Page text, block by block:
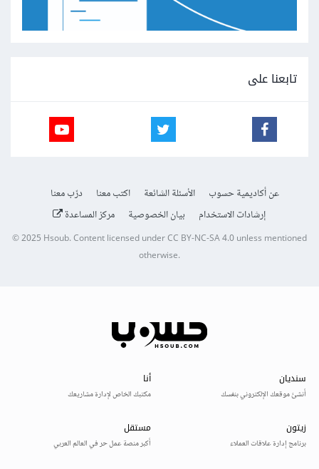
تابعنا على
عن أكاديمية حسوب الأسئلة الشائعة اكتب معنا
درّب معنا
إرشادات الاستخدام
بيان الخصوصية مركز المساعدة
© 2025Hsoub.Content licensed underCC BY-NC-SA 4.0unless mentioned
otherwise.